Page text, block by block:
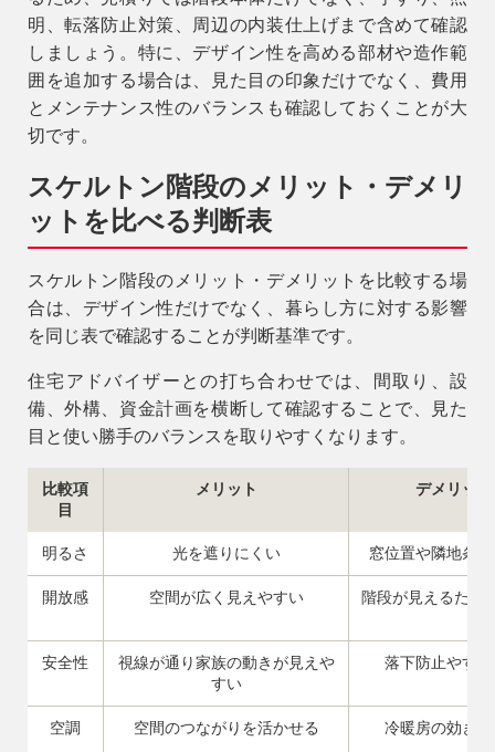
明、転落防止対策、周辺の内装仕上げまで含めて確認
しましょう。特に、デザイン性を高める部材や造作範
囲を追加する場合は、見た目の印象だけでなく、費用
とメンテナンス性のバランスも確認しておくことが大
切です。
スケルトン階段のメリット・デメリ
ットを比べる判断表
スケルトン階段のメリット・デメリットを比較する場
合は、デザイン性だけでなく、暮らし方に対する影響
を同じ表で確認することが判断基準です。
住宅アドバイザーとの打ち合わせでは、間取り、設
備、外構、資金計画を横断して確認することで、見た
目と使い勝手のバランスを取りやすくなります。
比較項
目
メリット デメリッ
明るさ 光を遮りにくい 窓位置や隣地条
開放感 空間が広く見えやすい
階段が見えるため
安全性
視線が通り家族の動きが見えや
すい
落下防止やす
空調 空間のつながりを活かせる 冷暖房の効き
アフターメンテナンス
04-2950-7171
事業用
04-2968-5522